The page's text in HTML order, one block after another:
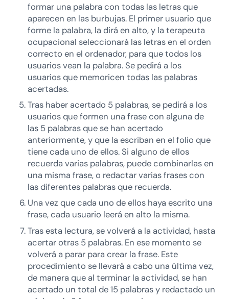
formar una palabra con todas las letras que
aparecen en las burbujas. El primer usuario que
forme la palabra, la dirá en alto, y la terapeuta
ocupacional seleccionará las letras en el orden
correcto en el ordenador, para que todos los
usuarios vean la palabra. Se pedirá a los
usuarios que memoricen todas las palabras
acertadas.
Tras haber acertado 5 palabras, se pedirá a los
usuarios que formen una frase con alguna de
las 5 palabras que se han acertado
anteriormente, y que la escriban en el folio que
tiene cada uno de ellos. Si alguno de ellos
recuerda varias palabras, puede combinarlas en
una misma frase, o redactar varias frases con
las diferentes palabras que recuerda.
Una vez que cada uno de ellos haya escrito una
frase, cada usuario leerá en alto la misma.
Tras esta lectura, se volverá a la actividad, hasta
acertar otras 5 palabras. En ese momento se
volverá a parar para crear la frase. Este
procedimiento se llevará a cabo una última vez,
de manera que al terminar la actividad, se han
acertado un total de 15 palabras y redactado un